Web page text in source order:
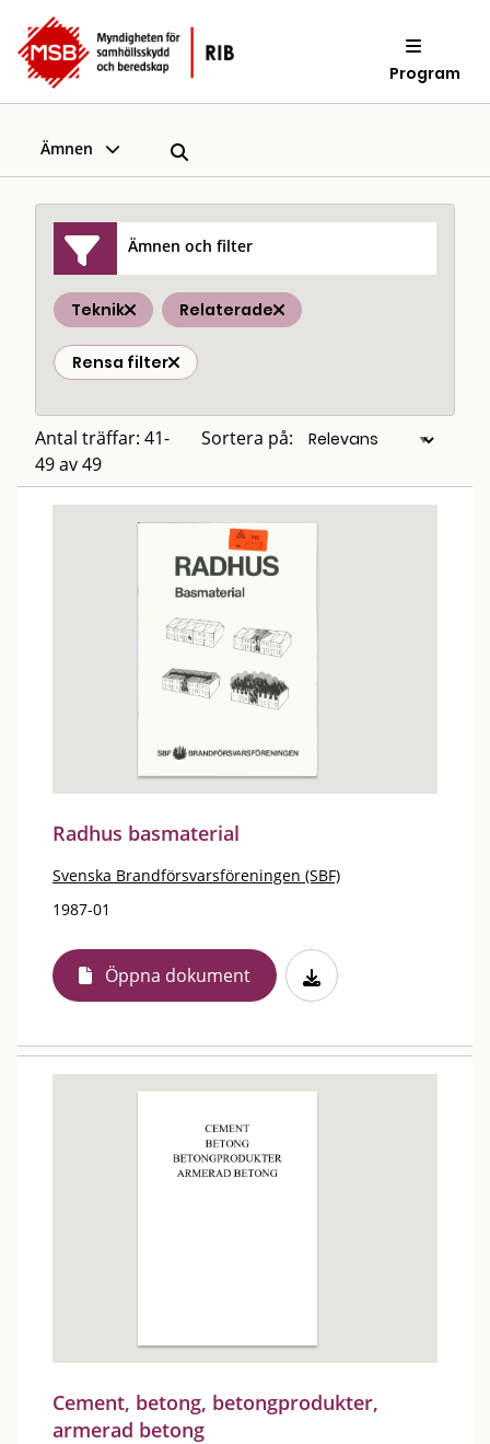
Program
Ämnen
Ämnen och filter
Teknik Relaterade
Rensa filter
Antal träffar: 41-
49 av 49
Sortera på:
Radhus basmaterial
Svenska Brandförsvarsföreningen (SBF)
1987-01
Öppna dokument
Cement, betong, betongprodukter,
armerad betong